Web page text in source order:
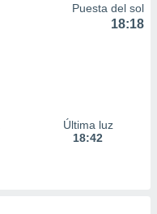
Puesta del sol
18:18
Última luz
18:42